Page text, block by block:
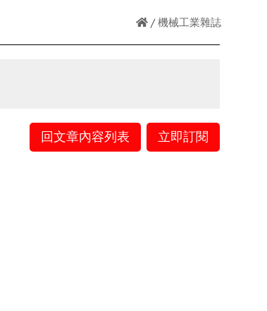
機械工業雜誌
回文章內容列表 立即訂閱